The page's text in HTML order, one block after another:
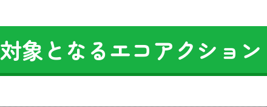
対象となるエコアクション